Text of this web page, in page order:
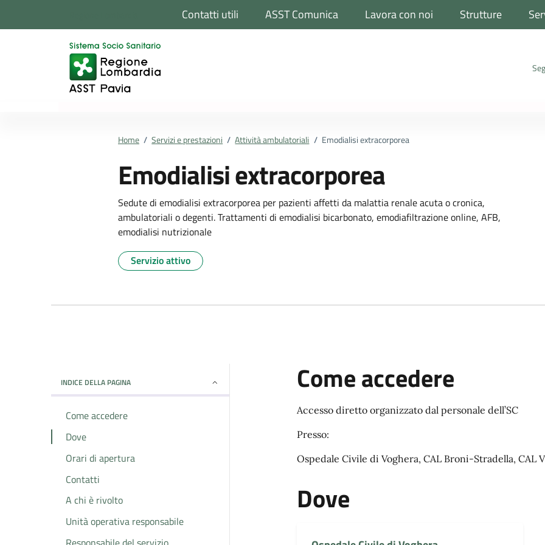
Contatti utili ASST Comunica Lavora con noi Strutture
Home / Servizi e prestazioni / Attività ambulatoriali / Emodialisi extracorporea
Emodialisi extracorporea
Sedute di emodialisi extracorporea per pazienti affetti da malattia renale acuta o cronica,
ambulatoriali o degenti. Trattamenti di emodialisi bicarbonato, emodiafiltrazione online, AFB,
emodialisi nutrizionale
Servizio attivo
INDICE DELLA PAGINA
Come accedere
Dove
Orari di apertura
Contatti
A chi è rivolto
Unità operativa responsabile
Come accedere
Accesso diretto organizzato dal personale dell’SC
Presso:
Ospedale Civile di Voghera, CAL Broni-Stradella, CAL
Dove